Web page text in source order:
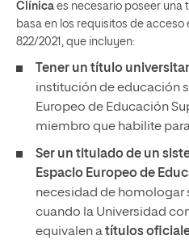
Clínica es necesario poseer una
basa en los requisitos de acceso
822/2021, que incluyen:
Tener un título
institución de educación
Europeo de Educación
miembro que habilite
Ser un titulado de un
Espacio Europeo de
necesidad de homologar
cuando la Universidad
equivalen atítulos